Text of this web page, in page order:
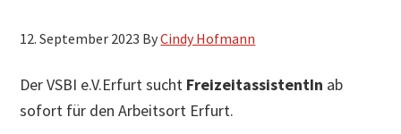
s
c
h
12. September 2023 ByCindy Hofmann
Der VSBI e.V.Erfurt sucht FreizeitassistentIn ab
sofort für den Arbeitsort Erfurt.